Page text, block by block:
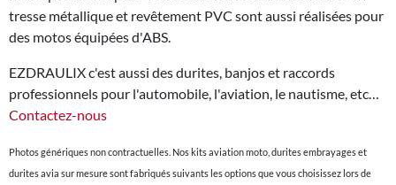
tresse métallique et revêtement PVC sont aussi réalisées pour
des motos équipées d'ABS.
EZDRAULIX c'est aussi des durites, banjos et raccords
professionnels pour l'automobile, l'aviation, le nautisme, etc…
Contactez-nous
Photos génériques non contractuelles. Nos kits aviation moto, durites embrayages et
durites avia sur mesure sont fabriqués suivants les options que vous choisissez lors de